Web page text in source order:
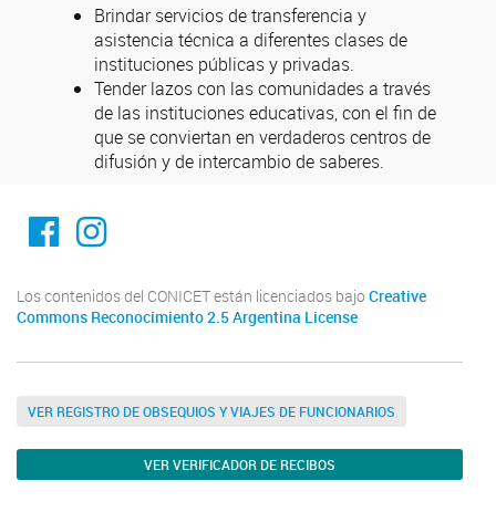
Brindar servicios de transferencia y
asistencia técnica a diferentes clases de
instituciones públicas y privadas.
Tender lazos con las comunidades a través
de las instituciones educativas, con el fin de
que se conviertan en verdaderos centros de
difusión y de intercambio de saberes.
Facebook
Instagram
Los contenidos del CONICET están licenciados bajo Creative
Commons Reconocimiento 2.5 Argentina License
VER REGISTRO DE OBSEQUIOS Y VIAJES DE FUNCIONARIOS
VER VERIFICADOR DE RECIBOS